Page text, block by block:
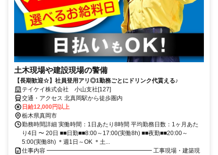
土木現場や建設現場の警備
【長期歓迎☆】社員登用アリ◎1勤務ごとにドリンク代貰える♪
テイケイ株式会社 小山支社[127]
交通・アクセス 北真岡駅から徒歩圏内
日給12,000円以上
栃木県真岡市
勤務時間詳細 実働時間：1日あたり8時間 平均勤務日数：1ヶ月あた
り4日 〜 20日 ■■日勤■■8:00～17:00(実働8h) ■■夜勤■■20:00～
5:00(実働8h) ＊週1日～OK ＊土...
仕事内容 ━━━━━━━━━━━━━━━━━━ 工事現場・建築現